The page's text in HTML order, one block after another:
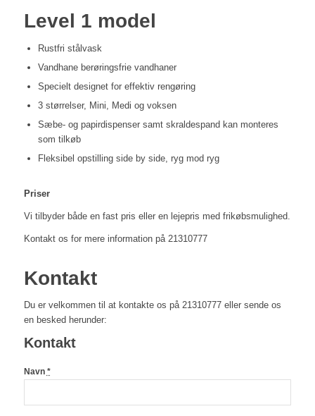
Level 1 model
Rustfri stålvask
Vandhane berøringsfrie vandhaner
Specielt designetfor effektiv rengøring
3 størrelser, Mini, Medi og voksen
Sæbe- og papirdispenser samt skraldespand kan monteres
som tilkøb
Fleksibel opstillingside by side, ryg mod ryg
Priser
Vi tilbyder både en fast pris eller en lejepris med frikøbsmulighed.
Kontakt os for mere information på 21310777
Kontakt
Du er velkommen til at kontakte os på 21310777 eller sende os
en besked herunder:
Kontakt
Navn *